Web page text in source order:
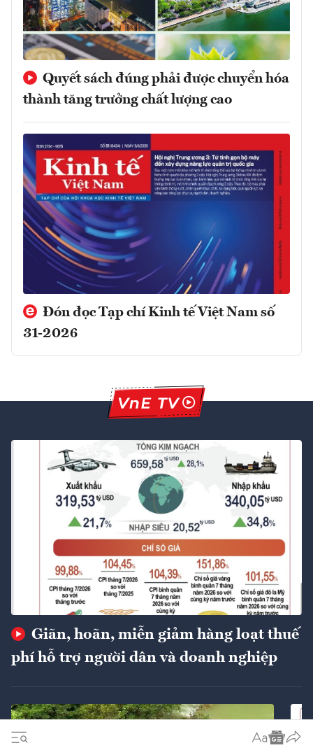
Quyết sách đúng phải được chuyển hóa
thành tăng trưởng chất lượng cao
Đón đọc Tạp chí Kinh tế Việt Nam số
31-2026
Giãn, hoãn, miễn giảm hàng loạt thuế
phí hỗ trợ người dân và doanh nghiệp